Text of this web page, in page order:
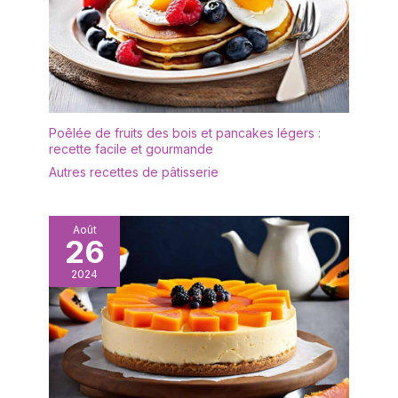
plateau de service
Wishdeco peut être
utilisé non seulement
comme apéritif, mais
aussi comme plateau de
service pour les steaks
de taille moyenne avec
accompagnements
DESIGN: L'ensemble
forme rectangulaire
ergonomique et un
rebord étroit. Les
rebords empêchent les
déversements, gardent
le comptoir et la table
propres. Cadeau idéal
pour la fête des mères,
la fête des pères
EMBALLAGE: Un
chauffés au micro-ondes.
La surface de glaçure
transparente non collante
est facile à nettoyer
APPLICATIONS: Chaque
assiette de service
mesure 23*12cm. Taille
appropriée pour contenir
et afficher du fromage,
des gâteaux, des fruits,
pâtisseries. Bon pour le
brunch, le dîner, la fête,
le mariage et bien
d'autres occasions
DESIGN: L'ensemble
d'assiettes est d'un
blanc éclatant avec une
forme rectangulaire
ergonomique et un
Poêlée de fruits des bois et pancakes légers :
recette facile et gourmande
Autres recettes de pâtisserie
Août
26
2024